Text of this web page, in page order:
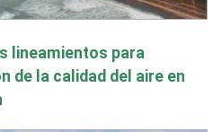
lineamientos para
de la calidad del aire en